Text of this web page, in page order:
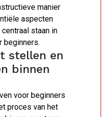
manier
aspecten
staan ​​in
beginners.
stellen en
binnen
voor beginners
proces van het